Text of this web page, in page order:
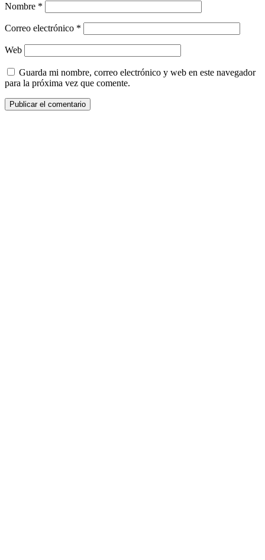
Nombre *
Correo electrónico *
Web
Guarda mi nombre, correo electrónico y web en este navegador
para la próxima vez que comente.